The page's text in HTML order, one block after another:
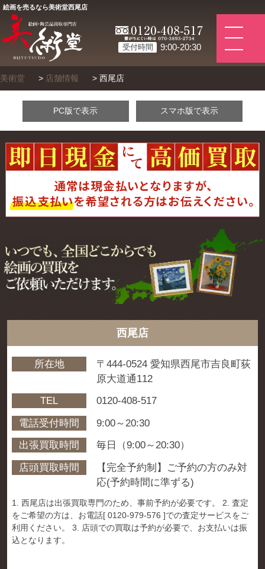
絵画を売るなら美術堂西尾店
受付時間 9:00-20:30
美術堂 > 店舗情報 > 西尾店
PC版で表示 スマホ版で表示
西尾店
所在地
〒444-0524 愛知県西尾市吉良町荻
原大道通112
TEL
0120-408-517
電話受付時間
9:00～20:30
出張買取時間
毎日（9:00～20:30）
店頭買取時間
【完全予約制】ご予約の方のみ対
応(予約時間に準ずる)
1. 西尾店は出張買取専門のため、事前予約が必要です。 2. 査定
をご希望の方は、お電話[ 0120-979-576 ]での査定サービスをご
利用ください。 3. 店頭での買取は予約が必要で、お支払いは振
込となります。